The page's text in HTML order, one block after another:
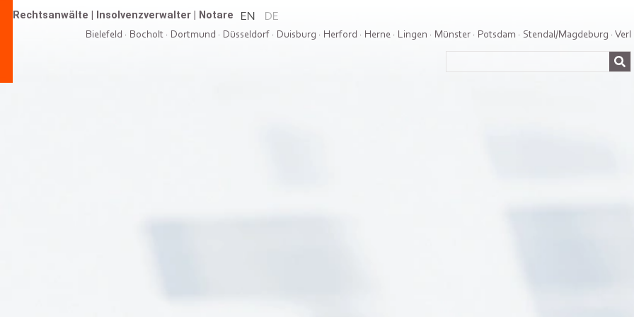
Rechtsanwälte | Insolvenzverwalter | Notare EN DE
Bielefeld · Bocholt· Dortmund · Düsseldorf· Duisburg · Herford · Herne· Lingen · Münster· Potsdam · Stendal/Magdeburg · Verl